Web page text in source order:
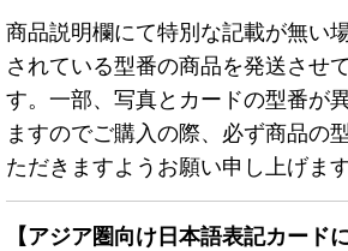
商品説明欄にて特別な記載が無い
されている型番の商品を発送させ
す。一部、写真とカードの型番が
ますのでご購入の際、必ず商品の
ただきますようお願い申し上げます
【アジア圏向け日本語表記カード